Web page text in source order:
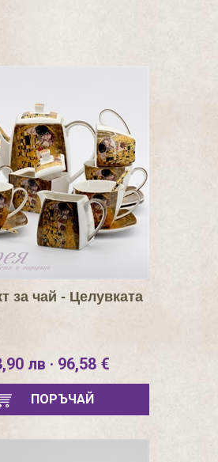
за чай - Целувката
лв · 96,58 €
ПОРЪЧАЙ